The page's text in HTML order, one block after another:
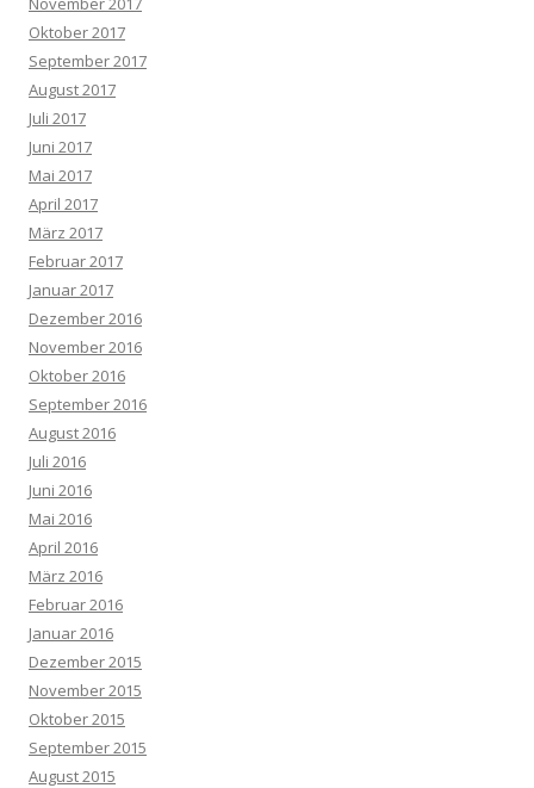
Oktober 2017
September 2017
August 2017
Juli 2017
Juni 2017
Mai 2017
April 2017
März 2017
Februar 2017
Januar 2017
Dezember 2016
November 2016
Oktober 2016
September 2016
August 2016
Juli 2016
Juni 2016
Mai 2016
April 2016
März 2016
Februar 2016
Januar 2016
Dezember 2015
November 2015
Oktober 2015
September 2015
August 2015